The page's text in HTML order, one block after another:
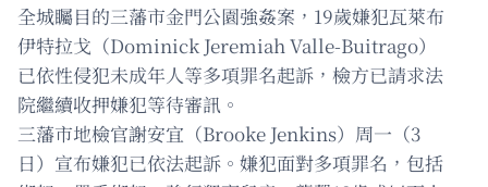
全城矚目的三藩市金門公園強姦案，19歲嫌犯瓦萊布
伊特拉戈（Dominick Jeremiah Valle-Buitrago）
已依性侵犯未成年人等多項罪名起訴，檢方已請求法
院繼續收押嫌犯等待審訊。
三藩市地檢官謝安宜（Brooke Jenkins）周一（3
日）宣布嫌犯已依法起訴。嫌犯面對多項罪名，包括